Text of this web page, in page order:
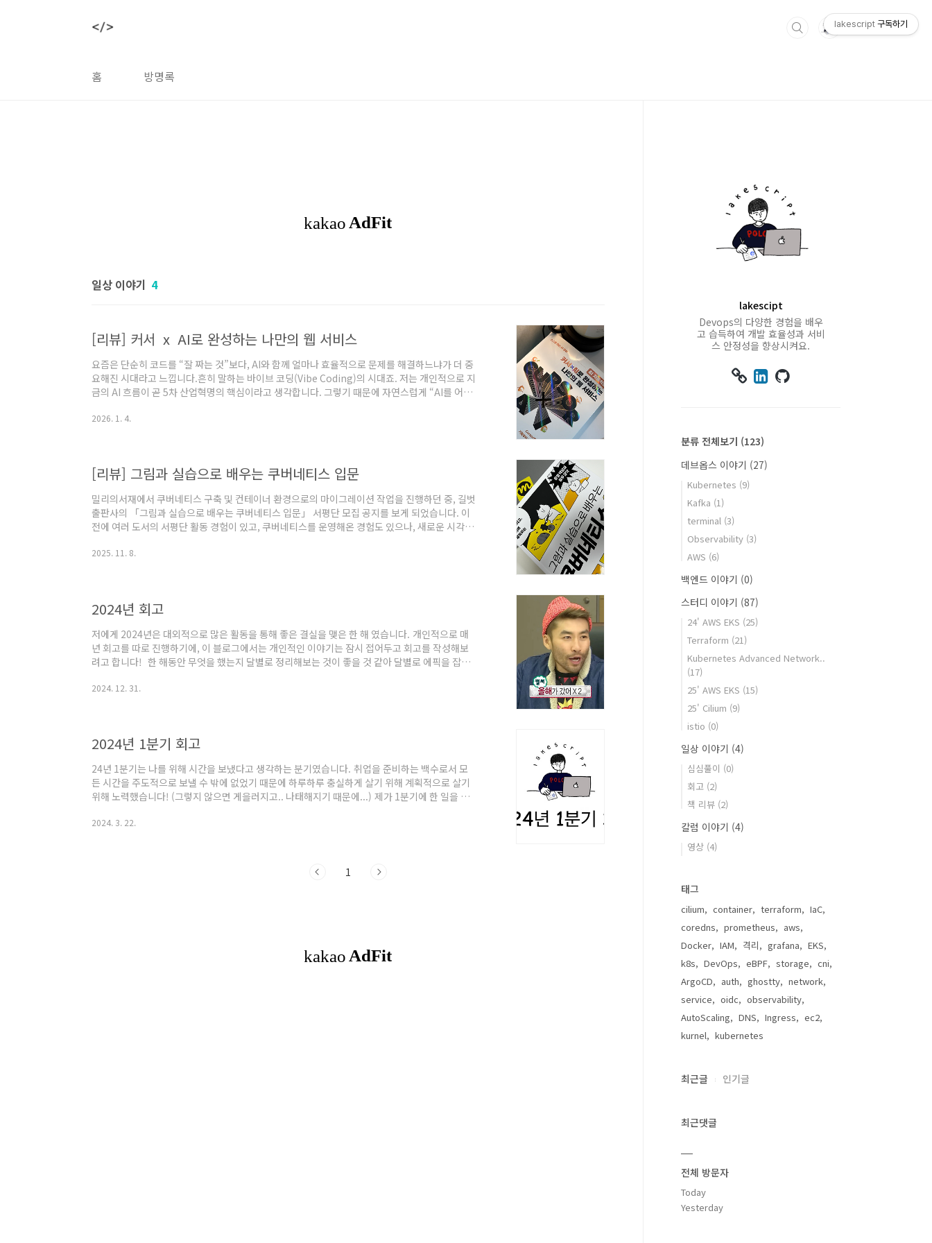
홈 방명록
일상 이야기 4
[리뷰] 커서 ⅹ AI로 완성하는 나만의 웹 서비스
요즘은 단순히 코드를 “잘 짜는 것”보다, AI와 함께 얼마나 효율적으로 문제를 해결하느냐가 더 중
요해진 시대라고 느낍니다.흔히 말하는 바이브 코딩(Vibe Coding)의 시대죠. 저는 개인적으로 지
금의 AI 흐름이 곧 5차 산업혁명의 핵심이라고 생각합니다. 그렇기 때문에 자연스럽게 “AI를 어떻
무 자동화 사례를 발표(링크)하기도 했고, AI를 활용한 Git commit message 자동 생성기(링
2026. 1. 4.
[리뷰] 그림과 실습으로 배우는 쿠버네티스 입문
밀리의서재에서 쿠버네티스 구축 및 컨테이너 환경으로의 마이그레이션 작업을 진행하던 중, 길벗
출판사의 「그림과 실습으로 배우는 쿠버네티스 입문」 서평단 모집 공지를 보게 되었습니다. 이
전에 여러 도서의 서평단 활동 경험이 있고, 쿠버네티스를 운영해온 경험도 있으나, 새로운 시각으
습니다. 이러한 상황에서 서평단에 참여하면 학습과 실무 모두에 도움이 될 것이라 판단해 신청하
2025. 11. 8.
2024년 회고
저에게 2024년은 대외적으로 많은 활동을 통해 좋은 결실을 맺은 한 해 였습니다. 개인적으로 매
년 회고를 따로 진행하기에, 이 블로그에서는 개인적인 이야기는 잠시 접어두고 회고를 작성해보
려고 합니다! 한 해동안 무엇을 했는지 달별로 정리해보는 것이 좋을 것 같아 달별로 에픽을 잡아
검증 받고, 더 공부해보자는 생각에 CKA, CKAD 공부를 시작했습니다. 불합격을 정말 많이했지만
2024. 12. 31.
2024년 1분기 회고
24년 1분기는 나를 위해 시간을 보냈다고 생각하는 분기였습니다. 취업을 준비하는 백수로서 모
든 시간을 주도적으로 보낼 수 밖에 없었기 때문에 하루하루 충실하게 살기 위해 계획적으로 살기
위해 노력했습니다! (그렇지 않으면 게을러지고.. 나태해지기 때문에...) 제가 1분기에 한 일을 목
[AEWS] Amazon EKS WorkShop 스터디 (진행 중)4. 수많은 서류 탈락과 면접 탈락.. Real
2024. 3. 22.
1
lakescipt
Devops의 다양한 경험을 배우
고 습득하여 개발 효율성과 서비
스 안정성을 향상시켜요.
  
분류 전체보기 (123)
데브옵스 이야기 (27)
Kubernetes (9)
Kafka (1)
terminal (3)
Observability (3)
AWS (6)
백엔드 이야기 (0)
스터디 이야기 (87)
24' AWS EKS (25)
Terraform (21)
Kubernetes Advanced Network..
(17)
25' AWS EKS (15)
25' Cilium (9)
istio (0)
일상 이야기 (4)
심심풀이 (0)
회고 (2)
책 리뷰 (2)
칼럼 이야기 (4)
영상 (4)
태그
cilium container terraform
IaC
coredns
prometheus
aws
Docker
IAM 격리 grafana
EKS
k8s
DevOps eBPF storage
cni
ArgoCD
auth ghostty
network
service
oidc
observability
AutoScaling
DNS Ingress
ec2
kurnel
kubernetes
최근글 인기글
최근댓글
전체 방문자
Today
Yesterday
lakescript 구독하기